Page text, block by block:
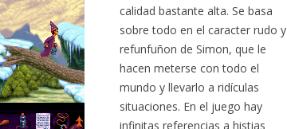
calidad bastante alta. Se basa
sobre todo en el caracter rudo y
refunfuñon de Simon, que le
hacen meterse con todo el
mundo y llevarlo a ridículas
situaciones. En el juego hay
infinitas referencias a histias